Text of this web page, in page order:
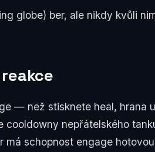
globe) ber, ale nikdy kvůli
— než stisknete heal, hrana
cooldowny nepřátelského
schopnost engage